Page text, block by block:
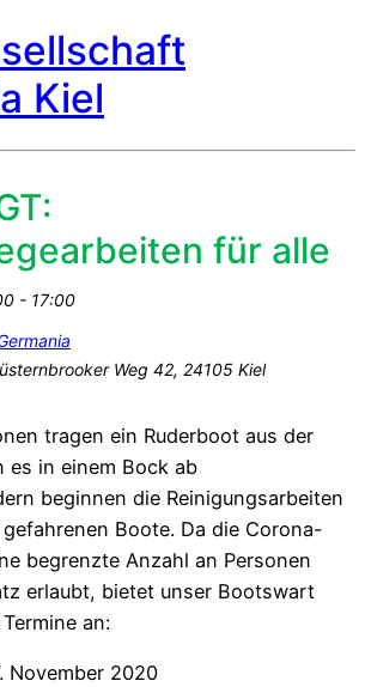
Kiel
für alle
- 17:00
Weg 42, 24105 Kiel
beginnen die Reinigungsarbeiten
Boote. Da die Corona-
begrenzte Anzahl an Personen
erlaubt, bietet unser Bootswart
an:
November 2020